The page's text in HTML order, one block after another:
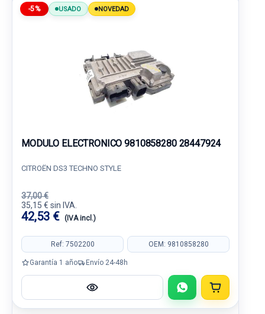
-5% USADO NOVEDAD
MODULO ELECTRONICO 9810858280 28447924
CITROËN DS3 TECHNO STYLE
37,00 €
35,15 € sin IVA.
42,53 € (IVA incl.)
Ref: 7502200 OEM: 9810858280
Garantía 1 año Envío 24-48h